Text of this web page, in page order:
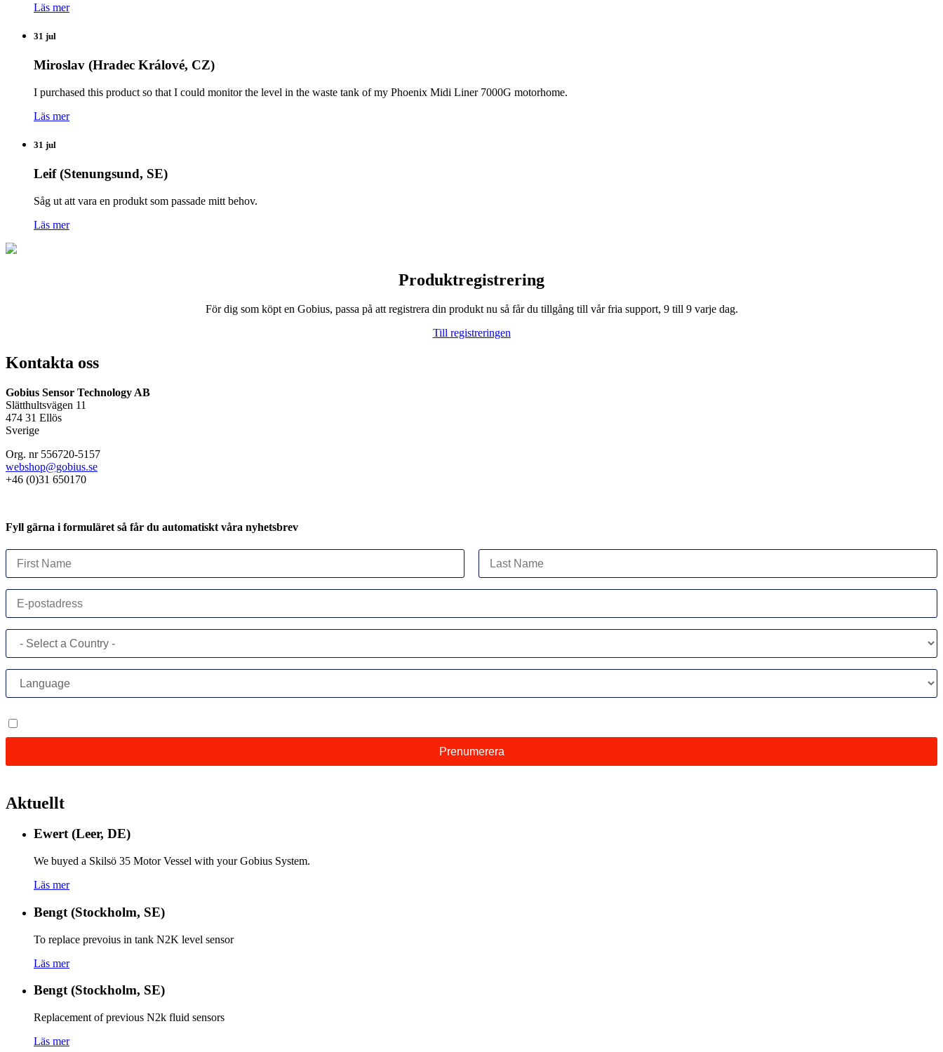
Läs mer
31 jul
Miroslav (Hradec Králové, CZ)
I purchased this product so that I could monitor the level in the waste tank of my Phoenix Midi Liner 7000G motorhome.
Läs mer
31 jul
Leif (Stenungsund, SE)
Såg ut att vara en produkt som passade mitt behov.
Läs mer
Produktregistrering
För dig som köpt en Gobius, passa på att registrera din produkt nu så får du tillgång till vår fria support, 9 till 9 varje dag.
Till registreringen
Kontakta oss
Gobius Sensor Technology AB
Slätthultsvägen 11
474 31 Ellös
Sverige
Org. nr 556720-5157
webshop@gobius.se
+46 (0)31 650170
Fyll gärna i formuläret så får du automatiskt våra nyhetsbrev
Aktuellt
Ewert (Leer, DE)
We buyed a Skilsö 35 Motor Vessel with your Gobius System.
Läs mer
Bengt (Stockholm, SE)
To replace prevoius in tank N2K level sensor
Läs mer
Bengt (Stockholm, SE)
Replacement of previous N2k fluid sensors
Läs mer